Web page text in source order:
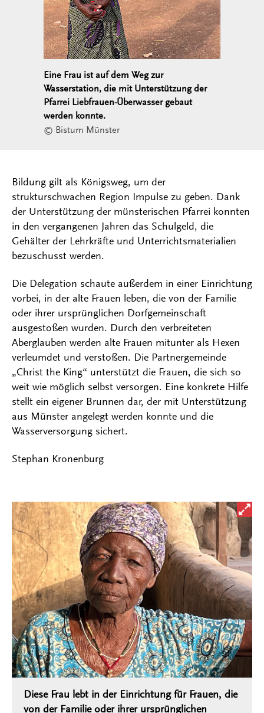
Eine Frau ist auf dem Weg zur
Wasserstation, die mit Unterstützung der
Pfarrei Liebfrauen-Überwasser gebaut
werden konnte.
© Bistum Münster
Bildung gilt als Königsweg, um der
strukturschwachen Region Impulse zu geben. Dank
der Unterstützung der münsterischen Pfarrei konnten
in den vergangenen Jahren das Schulgeld, die
Gehälter der Lehrkräfte und Unterrichtsmaterialien
bezuschusst werden.
Die Delegation schaute außerdem in einer Einrichtung
vorbei, in der alte Frauen leben, die von der Familie
oder ihrer ursprünglichen Dorfgemeinschaft
ausgestoßen wurden. Durch den verbreiteten
Aberglauben werden alte Frauen mitunter als Hexen
verleumdet und verstoßen. Die Partnergemeinde
„Christ the King“ unterstützt die Frauen, die sich so
weit wie möglich selbst versorgen. Eine konkrete Hilfe
stellt ein eigener Brunnen dar, der mit Unterstützung
aus Münster angelegt werden konnte und die
Wasserversorgung sichert.
Stephan Kronenburg
Bild
Diese Frau lebt in der Einrichtung für Frauen, die
von der Familie oder ihrer ursprünglichen